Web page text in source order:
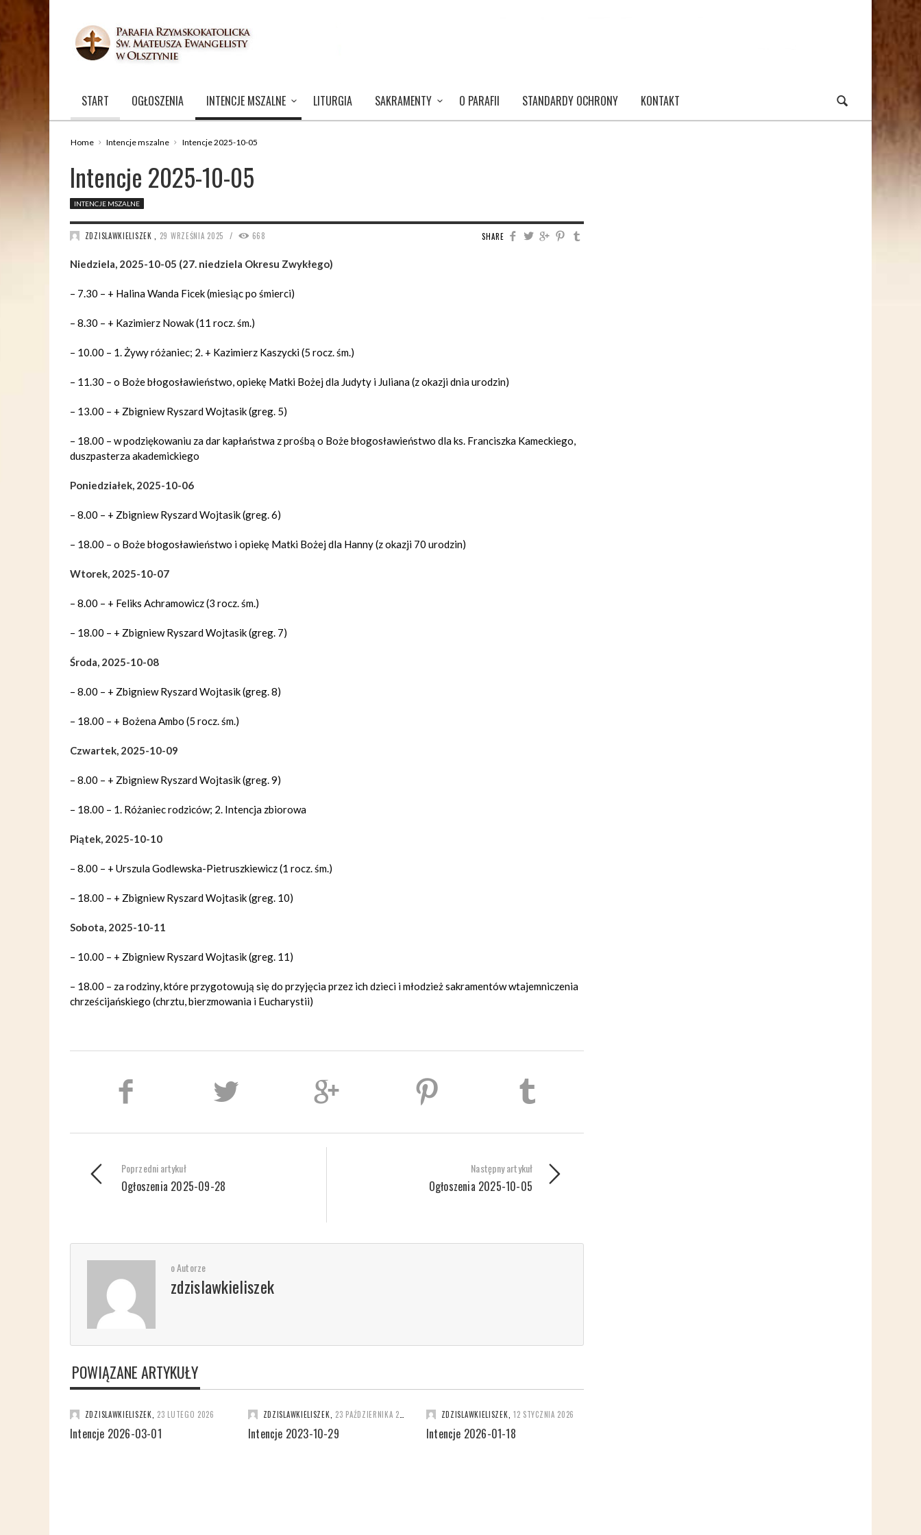
START OGŁOSZENIA INTENCJE MSZALNE LITURGIA SAKRAMENTY O PARAFII STANDARDY OCHRONY KONTAKT
Home Intencje mszalne Intencje 2025-10-05
Intencje 2025-10-05
INTENCJE MSZALNE
SHARE
ZDZISLAWKIELISZEK 29 WRZEŚNIA 2025 / 668
Niedziela, 2025-10-05 (27. niedziela Okresu Zwykłego)
– 7.30 – + Halina Wanda Ficek (miesiąc po śmierci)
– 8.30 – + Kazimierz Nowak (11 rocz. śm.)
– 10.00 – 1. Żywy różaniec; 2. + Kazimierz Kaszycki (5 rocz. śm.)
– 11.30 – o Boże błogosławieństwo, opiekę Matki Bożej dla Judyty i Juliana (z okazji dnia urodzin)
– 13.00 – + Zbigniew Ryszard Wojtasik (greg. 5)
– 18.00 – w podziękowaniu za dar kapłaństwa z prośbą o Boże błogosławieństwo dla ks. Franciszka Kameckiego,
duszpasterza akademickiego
Poniedziałek, 2025-10-06
– 8.00 – + Zbigniew Ryszard Wojtasik (greg. 6)
– 18.00 – o Boże błogosławieństwo i opiekę Matki Bożej dla Hanny (z okazji 70 urodzin)
Wtorek, 2025-10-07
– 8.00 – + Feliks Achramowicz (3 rocz. śm.)
– 18.00 – + Zbigniew Ryszard Wojtasik (greg. 7)
Środa, 2025-10-08
– 8.00 – + Zbigniew Ryszard Wojtasik (greg. 8)
– 18.00 – + Bożena Ambo (5 rocz. śm.)
Czwartek, 2025-10-09
– 8.00 – + Zbigniew Ryszard Wojtasik (greg. 9)
– 18.00 – 1. Różaniec rodziców; 2. Intencja zbiorowa
Piątek, 2025-10-10
– 8.00 – + Urszula Godlewska-Pietruszkiewicz (1 rocz. śm.)
– 18.00 – + Zbigniew Ryszard Wojtasik (greg. 10)
Sobota, 2025-10-11
– 10.00 – + Zbigniew Ryszard Wojtasik (greg. 11)
– 18.00 – za rodziny, które przygotowują się do przyjęcia przez ich dzieci i młodzież sakramentów wtajemniczenia
chrześcijańskiego (chrztu, bierzmowania i Eucharystii)
Następny artykuł
Ogłoszenia 2025-10-05
Poprzedni artykuł
Ogłoszenia 2025-09-28
o Autorze
zdzislawkieliszek
POWIĄZANE ARTYKUŁY
ZDZISLAWKIELISZEK 23 LUTEGO 2026
Intencje 2026-03-01
ZDZISLAWKIELISZEK 23 PAŹDZIERNIKA 2023
Intencje 2023-10-29
ZDZISLAWKIELISZEK 12 STYCZNIA 2026
Intencje 2026-01-18